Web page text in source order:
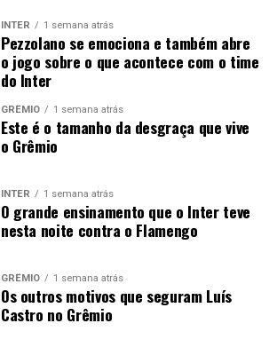
INTER 1 semana atrás
Pezzolano se emociona e também abre
o jogo sobre o que acontece com o time
do Inter
GRÊMIO 1 semana atrás
Este é o tamanho da desgraça que vive
o Grêmio
INTER 1 semana atrás
O grande ensinamento que o Inter teve
nesta noite contra o Flamengo
GRÊMIO 1 semana atrás
Os outros motivos que seguram Luís
Castro no Grêmio